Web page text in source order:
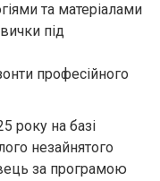
та матеріалами
під
професійного
року на базі
незайнятого
за програмою